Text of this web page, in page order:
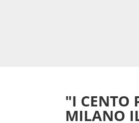
"I CENTO
MILANO